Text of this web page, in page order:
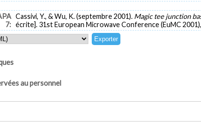
7:
Cassivi, Y., & Wu, K. (septembre 2001). Magic tee junction
écrite]. 31st European Microwave Conference (EuMC
au personnel